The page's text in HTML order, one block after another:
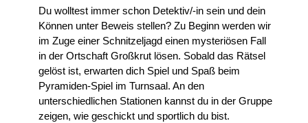
Du wolltest immer schon Detektiv/-in sein und dein
Können unter Beweis stellen? Zu Beginn werden wir
im Zuge einer Schnitzeljagd einen mysteriösen Fall
in der Ortschaft Großkrut lösen. Sobald das Rätsel
gelöst ist, erwarten dich Spiel und Spaß beim
Pyramiden-Spiel im Turnsaal. An den
unterschiedlichen Stationen kannst du in der Gruppe
zeigen, wie geschickt und sportlich du bist.